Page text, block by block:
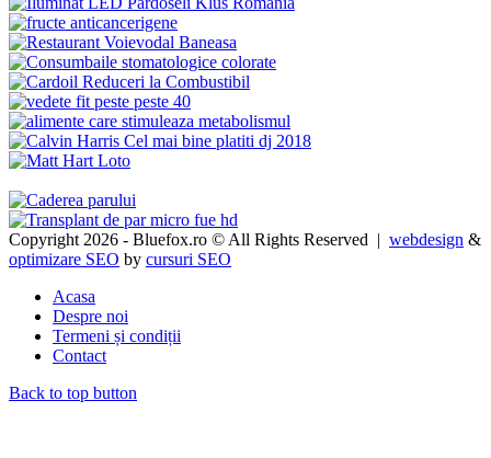
Copyright 2026 - Bluefox.ro © All Rights Reserved | webdesign &
optimizare SEO by cursuri SEO
Acasa
Despre noi
Termeni și condiții
Contact
Back to top button